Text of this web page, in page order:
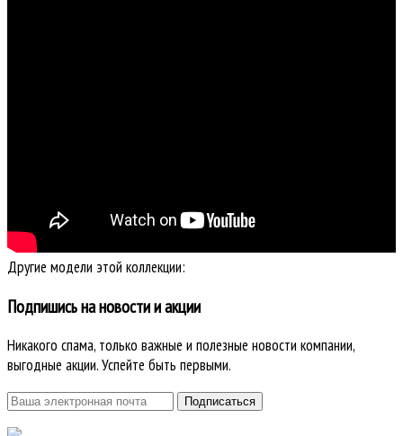
Другие модели этой коллекции:
Подпишись на новости и акции
Никакого спама, только важные и полезные новости компании,
выгодные акции. Успейте быть первыми.